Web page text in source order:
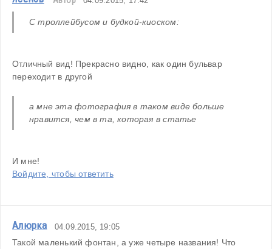
С троллейбусом и будкой-киоском:
Отличный вид! Прекрасно видно, как один бульвар
переходит в другой
а мне эта фотография в таком виде больше
нравится, чем в та, которая в статье
И мне!
Войдите, чтобы ответить
Алюрка 04.09.2015, 19:05
Такой маленький фонтан, а уже четыре названия! Что